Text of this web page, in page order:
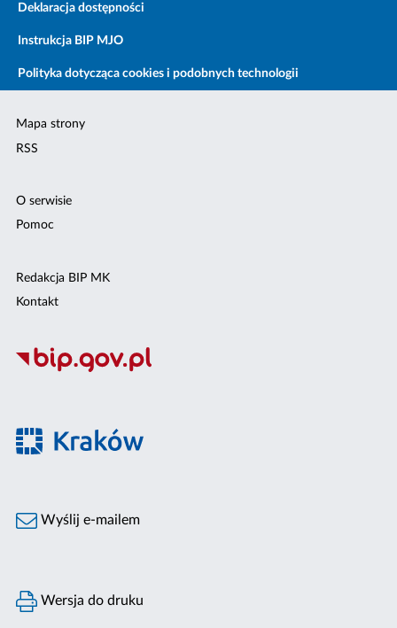
Deklaracja dostępności
Instrukcja BIP MJO
Polityka dotycząca cookies i podobnych technologii
Mapa strony
RSS
O serwisie
Pomoc
Redakcja BIP MK
Kontakt
Wyślij e-mailem
Wersja do druku